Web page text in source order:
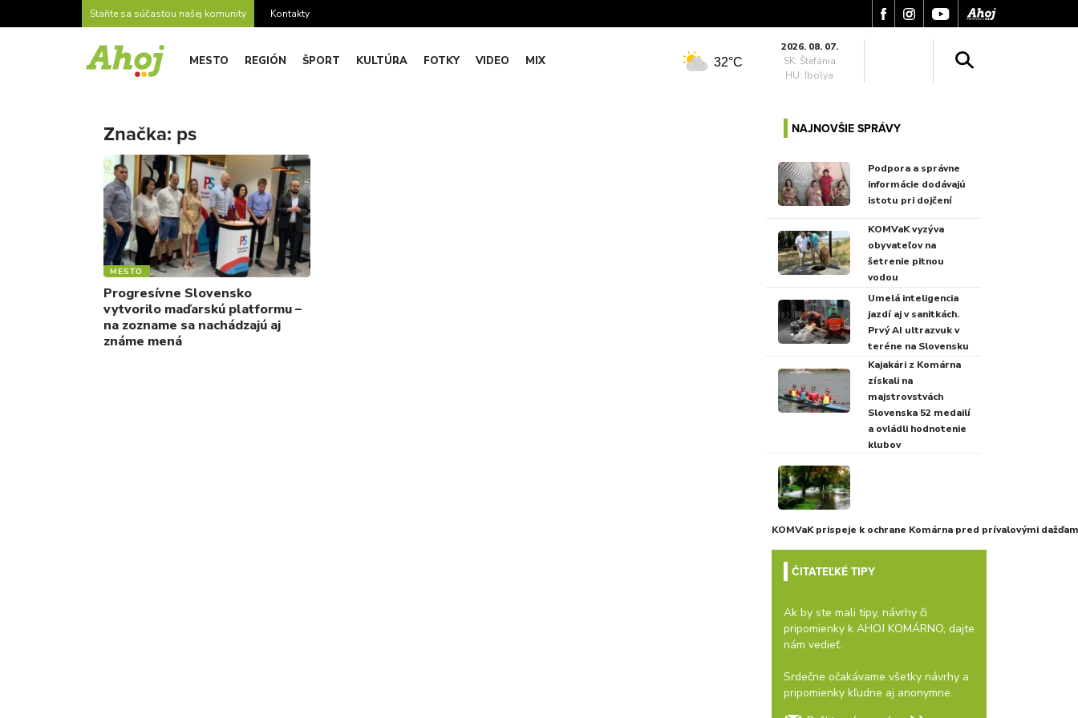
Staňte sa súčasťou našej komunity Kontakty
MESTO REGIÓN ŠPORT KULTÚRA FOTKY VIDEO MIX 32°C
2026. 08. 07.
SK: Štefánia
HU: Ibolya
Značka: ps
MESTO
Progresívne Slovensko
vytvorilo maďarskú platformu –
na zozname sa nachádzajú aj
známe mená
NAJNOVŠIE SPRÁVY
Podpora a správne
informácie dodávajú
istotu pri dojčení
KOMVaK vyzýva
obyvateľov na
šetrenie pitnou
vodou
Umelá inteligencia
jazdí aj v sanitkách.
Prvý AI ultrazvuk v
teréne na Slovensku
Kajakári z Komárna
získali na
majstrovstvách
Slovenska 52 medailí
a ovládli hodnotenie
klubov
KOMVaK prispeje k ochrane Komárna pred prívalovými
ČITATEĽKÉ TIPY
Ak by ste mali tipy, návrhy či
pripomienky k AHOJ KOMÁRNO, dajte
nám vedieť.
Srdečne očakávame všetky návrhy a
pripomienky kľudne aj anonymne.